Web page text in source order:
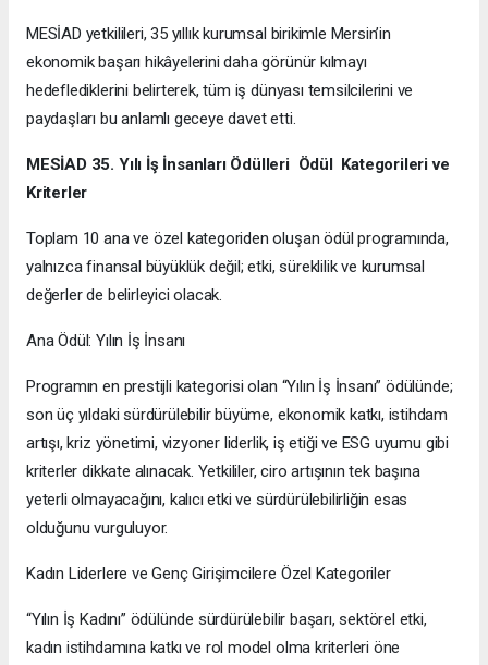
MESİAD yetkilileri, 35 yıllık kurumsal birikimle Mersin’in
ekonomik başarı hikâyelerini daha görünür kılmayı
hedeflediklerini belirterek, tüm iş dünyası temsilcilerini ve
paydaşları bu anlamlı geceye davet etti.
MESİAD 35. Yılı İş İnsanları Ödülleri Ödül Kategorileri ve
Kriterler
Toplam 10 ana ve özel kategoriden oluşan ödül programında,
yalnızca finansal büyüklük değil; etki, süreklilik ve kurumsal
değerler de belirleyici olacak.
Ana Ödül: Yılın İş İnsanı
Programın en prestijli kategorisi olan “Yılın İş İnsanı” ödülünde;
son üç yıldaki sürdürülebilir büyüme, ekonomik katkı, istihdam
artışı, kriz yönetimi, vizyoner liderlik, iş etiği ve ESG uyumu gibi
kriterler dikkate alınacak. Yetkililer, ciro artışının tek başına
yeterli olmayacağını, kalıcı etki ve sürdürülebilirliğin esas
olduğunu vurguluyor.
Kadın Liderlere ve Genç Girişimcilere Özel Kategoriler
“Yılın İş Kadını” ödülünde sürdürülebilir başarı, sektörel etki,
kadın istihdamına katkı ve rol model olma kriterleri öne